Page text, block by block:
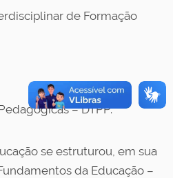
de Formação
– DTPP.
se estruturou, em sua
da Educação –